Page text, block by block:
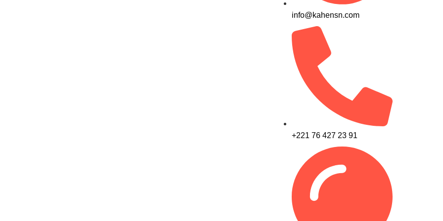
info@kahensn.com
+221 76 427 23 91